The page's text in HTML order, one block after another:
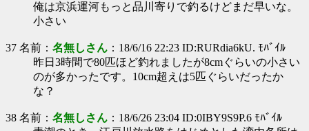
俺は京浜運河もっと品川寄りで釣るけどまだ早いな。
小さい
37 名前： 名無しさん ：18/6/16 22:23 ID:RURdia6kU. ﾓﾊﾞｲﾙ
昨日3時間で80匹ほど釣れましたが8cmぐらいの小さい
のが多かったです。10cm超えは5匹ぐらいだったか
な？
38 名前： 名無しさん ：18/6/26 23:04 ID:0IBY9S9P.6 ﾓﾊﾞｲﾙ